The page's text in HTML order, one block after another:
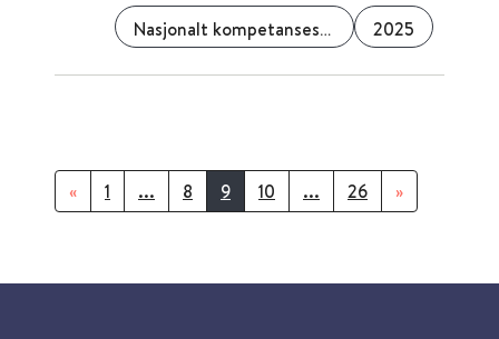
Nasjonalt kompetansesenter for psykisk helsearbeid (NAPHA) 2025
« 1 ... 8 9 10 ... 26 »